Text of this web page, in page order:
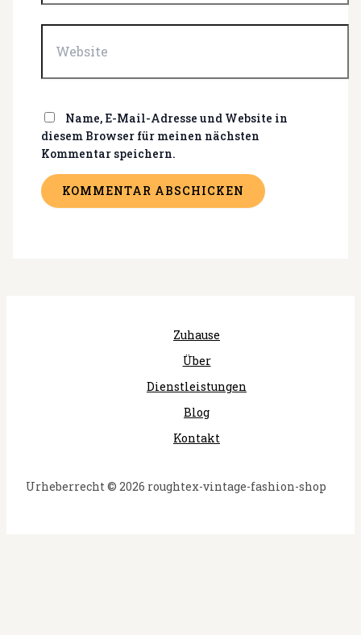
Website
Name, E-Mail-Adresse und Website in
diesem Browser für meinen nächsten
Kommentar speichern.
Zuhause
Über
Dienstleistungen
Blog
Kontakt
Urheberrecht © 2026 roughtex-vintage-fashion-shop